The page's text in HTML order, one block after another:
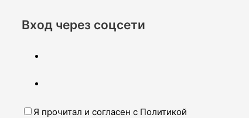
Вход через соцсети
Я прочитал и согласен с Политикой